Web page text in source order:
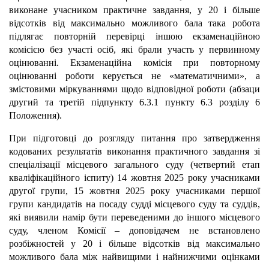
виконане учасником практичне завдання, у 20 і більше
відсотків від максимально можливого бала така робота
підлягає повторній перевірці іншою екзаменаційною
комісією без участі осіб, які брали участь у первинному
оцінюванні. Екзаменаційна комісія при повторному
оцінюванні роботи керується не «математичними», а
змістовими міркуваннями щодо відповідної роботи (абзаци
другий та третій підпункту 6.3.1 пункту 6.3 розділу 6
Положення).
При підготовці до розгляду питання про затвердження
кодованих результатів виконання практичного завдання зі
спеціалізації місцевого загального суду (четвертий етап
кваліфікаційного іспиту) 14 жовтня 2025 року учасниками
другої групи, 15 жовтня 2025 року учасниками першої
групи кандидатів на посаду судді місцевого суду та суддів,
які виявили намір бути переведеними до іншого місцевого
суду, членом Комісії – доповідачем не встановлено
розбіжностей у 20 і більше відсотків від максимально
можливого бала між найвищими і найнижчими оцінками